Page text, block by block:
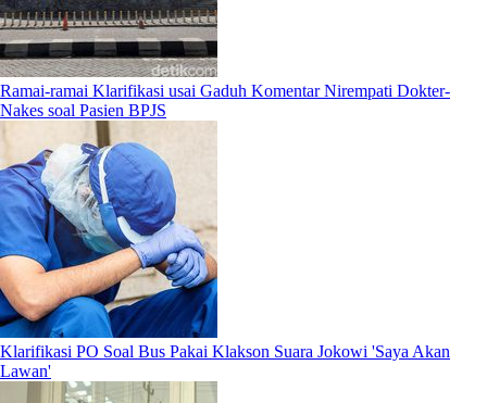
Ramai-ramai Klarifikasi usai Gaduh Komentar Nirempati Dokter-
Nakes soal Pasien BPJS
Klarifikasi PO Soal Bus Pakai Klakson Suara Jokowi 'Saya Akan
Lawan'